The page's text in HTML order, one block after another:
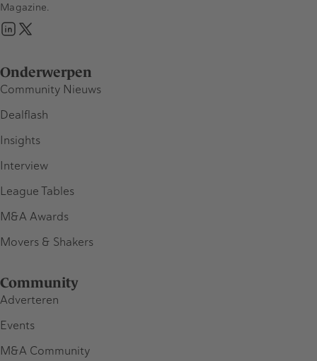
Onderwerpen
Community Nieuws
Dealflash
Insights
Interview
League Tables
M&A Awards
Movers & Shakers
Community
Adverteren
Events
M&A Community
Magazine.